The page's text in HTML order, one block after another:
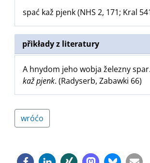
spać kaž pjenk (NHS 2, 171; Kral
přikłady z literatury
A hnydom jeho wobja železny
kaž pjenk. (Radyserb, Zabawki 66)
wróćo